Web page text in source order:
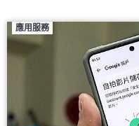
應用服務